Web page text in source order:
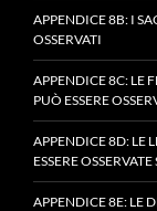
APPENDICE 8B: I
OSSERVATI
APPENDICE 8C: LE
PUÒ ESSERE
APPENDICE 8D: LE
ESSERE
APPENDICE 8E: LE